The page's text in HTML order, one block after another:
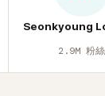
Seonkyoung
2.9M 粉絲